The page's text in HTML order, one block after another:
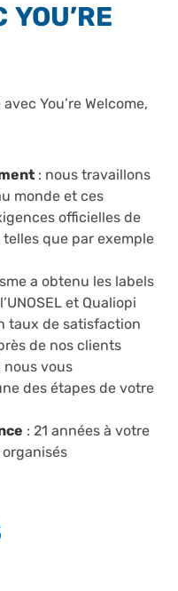
YOU’RE
You’re Welcome,
: nous travaillons
monde et ces
officielles de
que par exemple
a obtenu les labels
et Qualiopi
taux de satisfaction
de nos clients
nous vous
des étapes de votre
: 21 années à votre